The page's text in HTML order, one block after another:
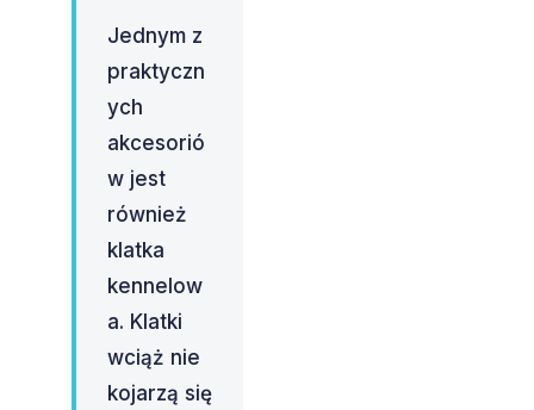
Jednym z
praktyczn
ych
akcesorió
w jest
również
klatka
kennelow
a. Klatki
wciąż nie
kojarzą się